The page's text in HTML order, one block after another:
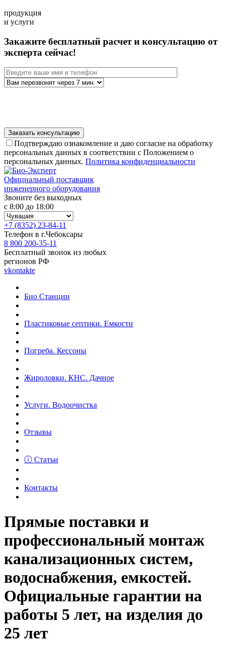
продукция
и услуги
Закажите бесплатный расчет и консультацию от
эксперта сейчас!
Подтверждаю ознакомление и даю согласие на обработку
персональных данных в соответствии с Положением о
персональных данных. Политика конфиденциальности
Официальный поставщик
инженерного оборудования
Звоните без выходных
с 8:00 до 18:00
+7 (8352) 23-84-11
Телефон в г.Чебоксары
8 800 200-35-11
Бесплатный звонок из любых
регионов РФ
vkontakte
Био Станции
Пластиковые септики. Емкости
Погреба. Кессоны
Жироловки. КНС. Дачное
Услуги. Водоочистка
Отзывы
ⓘ Статьи
Контакты
Прямые поставки и
профессиональный монтаж
канализационных систем,
водоснабжения, емкостей.
Официальные гарантии на
работы 5 лет, на изделия до
25 лет